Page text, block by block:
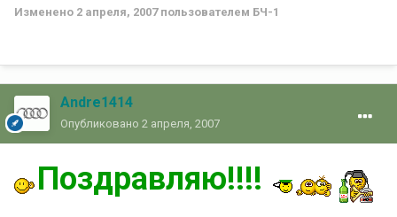
Изменено 2 апреля, 2007пользователем БЧ-1
Andre1414
Опубликовано 2 апреля, 2007
Поздравляю!!!!